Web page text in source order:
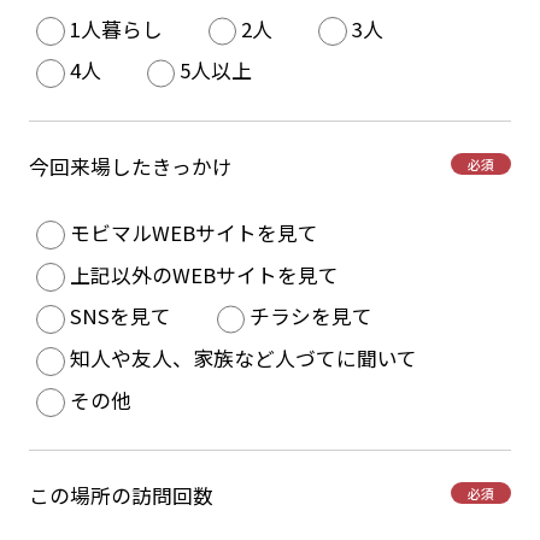
1人暮らし 2人
3人
4人
5人以上
今回来場したきっかけ 必須
モビマルWEBサイトを見て
上記以外のWEBサイトを見て
SNSを見て
チラシを見て
知人や友人、家族など人づてに聞いて
その他
この場所の訪問回数 必須